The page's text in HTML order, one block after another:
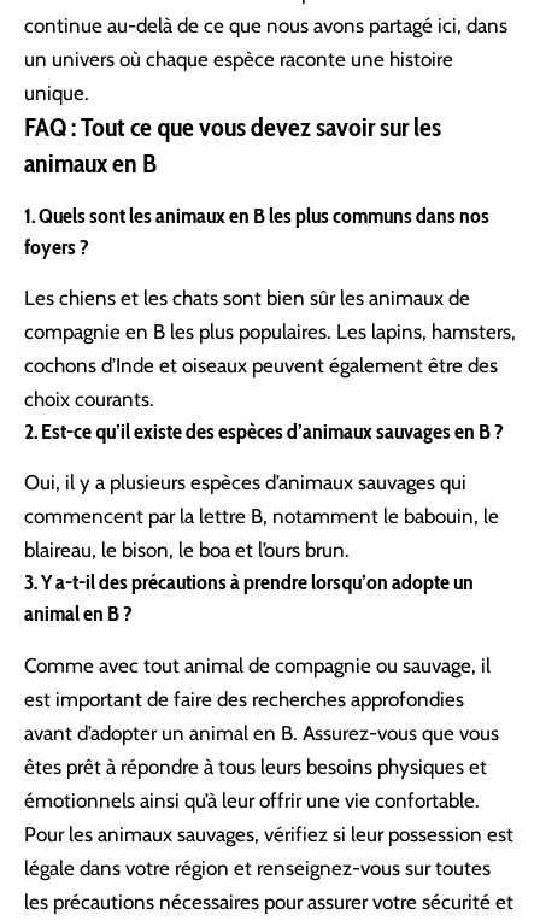
continue au-delà de ce que nous avons partagé ici, dans
un univers où chaque espèce raconte une histoire
unique.
FAQ : Tout ce que vous devez savoir sur les
animaux en B
1. Quels sont les animaux en B les plus communs dans nos
foyers ?
Les chiens et les chats sont bien sûr les animaux de
compagnie en B les plus populaires. Les lapins, hamsters,
cochons d’Inde et oiseaux peuvent également être des
choix courants.
2. Est-ce qu’il existe des espèces d’animaux sauvages en B ?
Oui, il y a plusieurs espèces d’animaux sauvages qui
commencent par la lettre B, notamment le babouin, le
blaireau, le bison, le boa et l’ours brun.
3. Y a-t-il des précautions à prendre lorsqu’on adopte un
animal en B ?
Comme avec tout animal de compagnie ou sauvage, il
est important de faire des recherches approfondies
avant d’adopter un animal en B. Assurez-vous que vous
êtes prêt à répondre à tous leurs besoins physiques et
émotionnels ainsi qu’à leur offrir une vie confortable.
Pour les animaux sauvages, vérifiez si leur possession est
légale dans votre région et renseignez-vous sur toutes
les précautions nécessaires pour assurer votre sécurité et